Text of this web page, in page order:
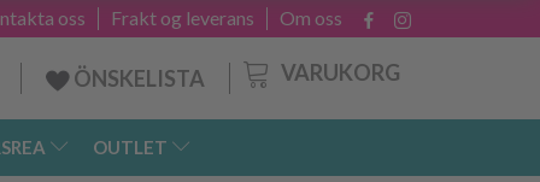
Om oss
Frakt og leverans
oss
VARUKORG
ÖNSKELISTA
OUTLET